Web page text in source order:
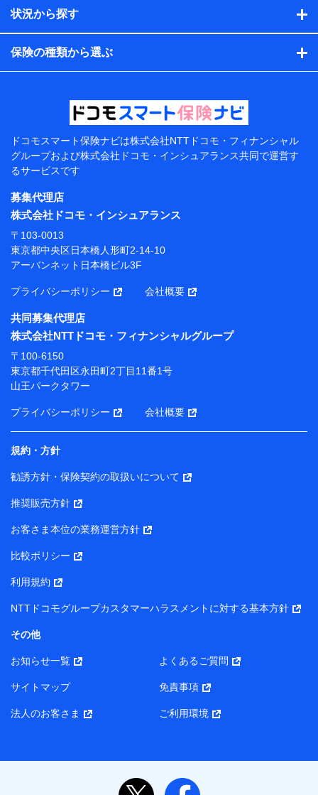
プが取得し、又は保有する保険契約に関する情報。例と
して、保険契約者及び被保険者の氏名、住所、生年月
日、性別、保険契約者と被保険者の関係、保険加入の目
的、保険商品の内容、保険料、保険料のお支払方法、車
のメーカーや走行距離などの情報、建物の構造や築年数
などの情報、ペットの種類や年齢などの情報などが含ま
提供当事者から受領当事者が個人データを取得する方法
電子的・電磁的方法等
【共同して利用する者の範囲】
当社
株式会社NTTドコモ・フィナンシャルグループ
【利用目的】
当社または株式会社NTTドコモ・フィナンシャルグルー
プが提供する保険関連サービスにおけるユーザー登録受
付および管理のため
当社または株式会社NTTドコモ・フィナンシャルグルー
携会社の保険その他に関する情報を提供するため、また
維持管理等の委託業務遂行のため、またそれらに付帯、
関連する当社または株式会社NTTドコモ・フィナンシャ
ルグループおよび提携会社のサービスを案内、提供する
ため
（各サービスで取得したサービス利用履歴、ウェブサイ
トの閲覧履歴、購買履歴、ご契約内容等のパーソナルデ
ータを分析して、お客さまの趣味・嗜好・傾向に応じた
サービス・商品等に関するご提案や広告の配信等を行う
ことがあります。）
各種セミナーの開催のため
コンサルティングサービスの実施のため
アンケートやキャンペーン等の実施のため
上記に係る案内・手続き・管理等付帯業務を行うため
所・代表者名】
り）
株式会社NTTドコモ・フィナンシャルグループ 代表取締役
社長 廣井 孝史
東京都中央区日本橋人形町2-14-10 アーバンネット日本橋
株式会社ドコモ・インシュアランス 代表取締役社長 吉
村 忠義
また当社は、オンライン面談による保険のご相談にあたっ
状況から探す
保険の種類から選ぶ
ドコモスマート保険ナビは株式会社NTTドコモ・フィナンシャル
グループおよび株式会社ドコモ・インシュアランス共同で運営す
るサービスです
募集代理店
株式会社ドコモ・インシュアランス
〒103-0013
東京都中央区日本橋人形町2-14-10
アーバンネット日本橋ビル3F
プライバシーポリシー 会社概要
共同募集代理店
株式会社NTTドコモ・フィナンシャルグループ
〒100-6150
東京都千代田区永田町2丁目11番1号
山王パークタワー
プライバシーポリシー 会社概要
規約・方針
勧誘方針・保険契約の取扱いについて
推奨販売方針
お客さま本位の業務運営方針
比較ポリシー
利用規約
NTTドコモグループカスタマーハラスメントに対する基本方針
その他
お知らせ一覧 よくあるご質問
サイトマップ 免責事項
法人のお客さま ご利用環境